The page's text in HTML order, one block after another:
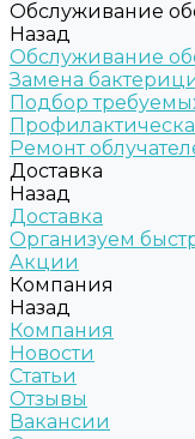
Обслуживание
Назад
Обслуживание
Замена
Подбор
Ремонт
Доставка
Назад
Доставка
Организуем
Акции
Компания
Назад
Компания
Новости
Статьи
Отзывы
Вакансии